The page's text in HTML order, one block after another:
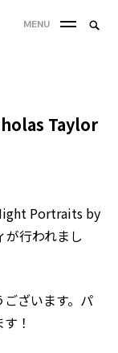
MENU
Taylor
Portraits by
が行われまし
ざいます。 パ
！